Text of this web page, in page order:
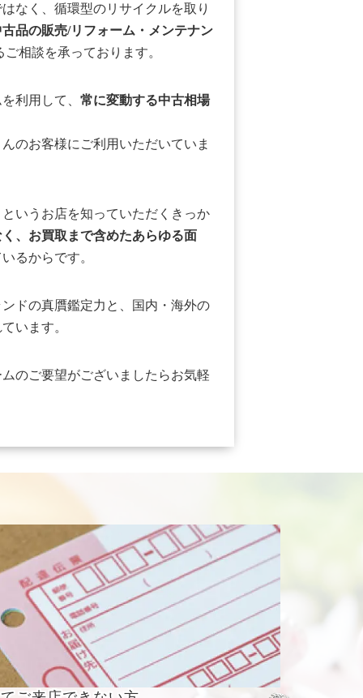
なく、循環型のリサイクルを取り
品の販売/リフォーム・メンテナン
相談を承っております。
利用して、 常に変動する中古相場
のお客様にご利用いただいていま
いうお店を知っていただくきっか
、お買取まで含めたあらゆる面
るからです。
ドの真贋鑑定力と、国内・海外の
います。
のご要望がございましたらお気軽